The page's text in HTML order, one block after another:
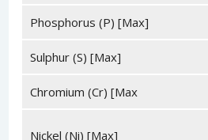
Phosphorus (P) [Max]
Sulphur (S) [Max]
Chromium (Cr) [Max
Nickel (Ni) [Max]